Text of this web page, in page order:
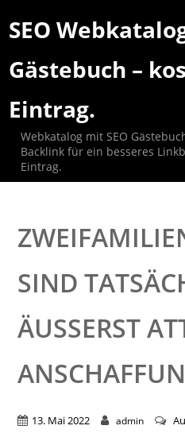
SEO
Gästebuch –
Eintrag.
Webkatalog mit SEO
Backlink für ein besseres
Eintrag.
SIND
ÄUSSERST
13. Mai 2022 admin